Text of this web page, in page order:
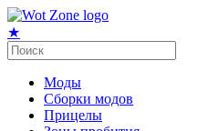
★
Моды
Сборки модов
Прицелы